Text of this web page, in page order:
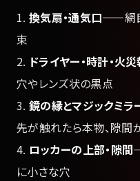
1. 換気扇・通気口——網
束
2. ドライヤー・時計・火
穴やレンズ状の黒点
3. 鏡の縁とマジックミラ
先が触れたら本物、隙間
4. ロッカーの上部・隙間
に小さな穴